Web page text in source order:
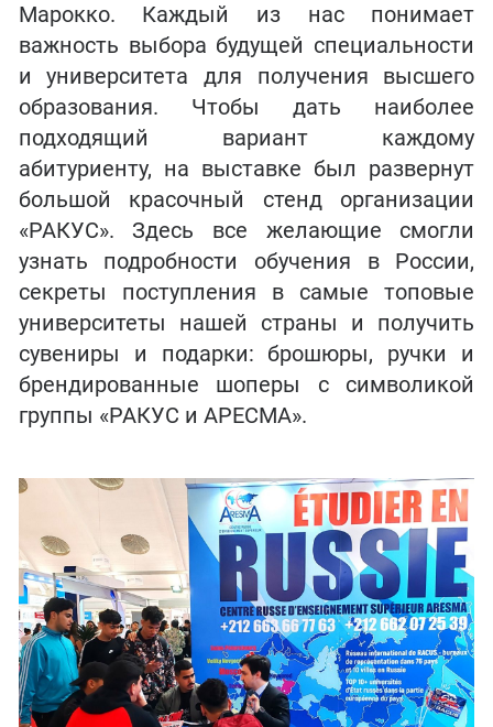
Марокко. Каждый из нас понимает
важность выбора будущей специальности
и университета для получения высшего
образования. Чтобы дать наиболее
подходящий вариант каждому
абитуриенту, на выставке был развернут
большой красочный стенд организации
«РАКУС». Здесь все желающие смогли
узнать подробности обучения в России,
секреты поступления в самые топовые
университеты нашей страны и получить
сувениры и подарки: брошюры, ручки и
брендированные шоперы с символикой
группы «РАКУС и АРЕСМА».